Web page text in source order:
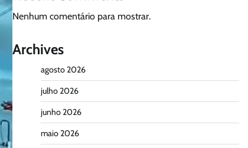
Nenhum comentário para mostrar.
Archives
agosto 2026
julho 2026
junho 2026
maio 2026